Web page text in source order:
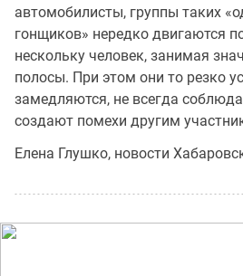
автомобилисты, группы таких
гонщиков» нередко двигаются
нескольку человек, занимая
полосы. При этом они то резко
замедляются, не всегда
создают помехи другим
Елена Глушко, новости